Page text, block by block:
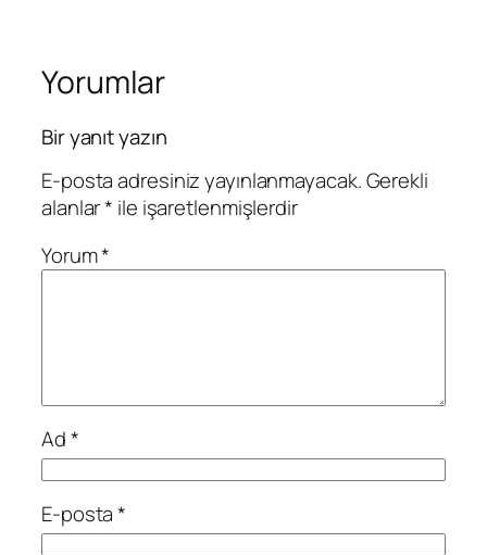
Yorumlar
Bir yanıt yazın
E-posta adresiniz yayınlanmayacak.Gerekli
alanlar* ile işaretlenmişlerdir
Yorum*
Ad*
E-posta*